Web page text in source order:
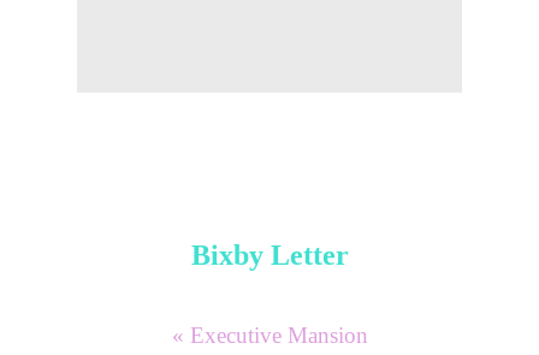
Bixby Letter
« Executive Mansion